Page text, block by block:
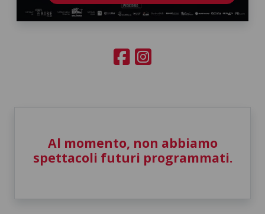
Al momento, non abbiamo
spettacoli futuri programmati.